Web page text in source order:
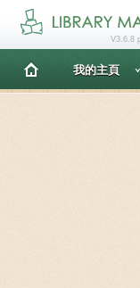
V3.6.8
我的主頁